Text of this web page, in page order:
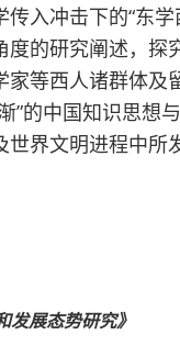
入冲击下的“东
的研究阐述，探
等西人诸群体及
”的中国知识思想
界文明进程中所
发展态势研究》